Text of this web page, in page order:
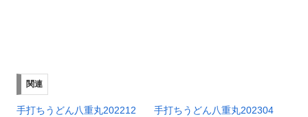
関連
手打ちうどん八重丸202212
手打ちうどん八重丸202304